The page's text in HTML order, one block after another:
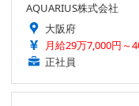
AQUARIUS株式会社
大阪府
月給29万7,000円～
正社員